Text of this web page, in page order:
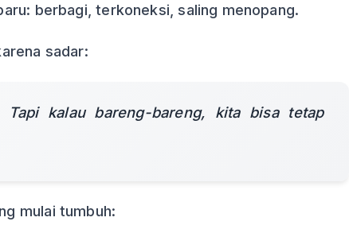
berbagi, terkoneksi, saling menopang.
sadar:
Tapi kalau bareng-bareng, kita bisa tetap
mulai tumbuh: